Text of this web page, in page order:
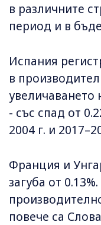
в различните
период и в
Испания
в
увеличаването
- със спад от
2004 г. и
Франция и
загуба от
повече са